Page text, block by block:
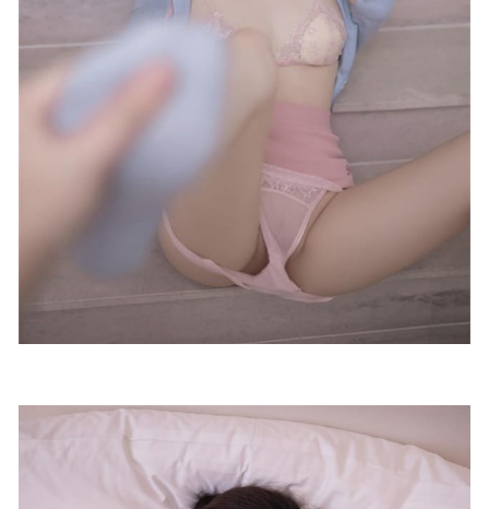
尤蜜荟 – 2020.05.20 Vol.473 白茹雪Abby[52+1P250M]
2022-
12-03
2023-11-30